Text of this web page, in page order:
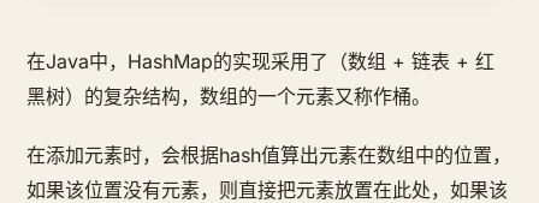
在Java中，HashMap的实现采用了（数组 + 链表 + 红
黑树）的复杂结构，数组的一个元素又称作桶。
在添加元素时，会根据hash值算出元素在数组中的位置，
如果该位置没有元素，则直接把元素放置在此处，如果该